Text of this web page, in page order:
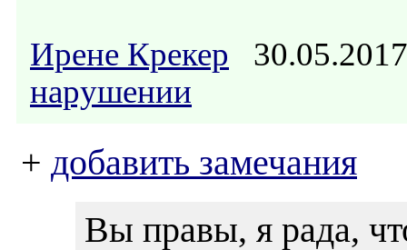
Ирене Крекер
нарушении
+ добавить замечания
Вы правы, я рада,